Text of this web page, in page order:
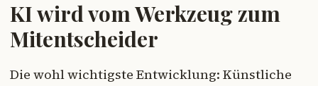
KI wird vom Werkzeug zum
Mitentscheider
Die wohl wichtigste Entwicklung: Künstliche